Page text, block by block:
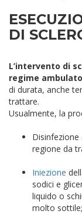
DI
L’intervento di
regime
di durata, anche
trattare.
Usualmente, la
Disinfezione
regione da
Iniezione
sodici e
liquido o
molto sottile;